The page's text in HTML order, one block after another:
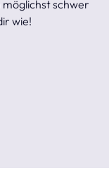
schwer
wie!